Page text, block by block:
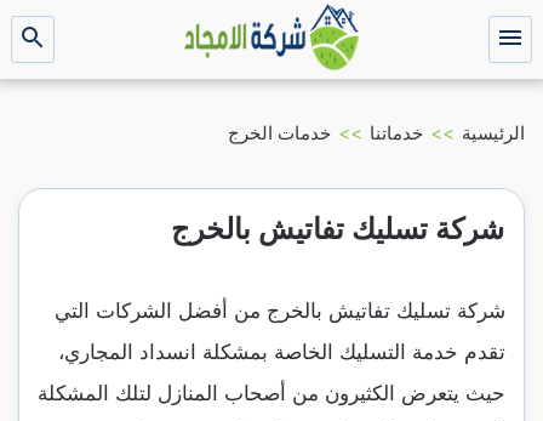
التجاوز
إلى القائمة
بحث
عن
الرئيسية >> خدماتنا >> خدمات الخرج
شركة تسليك تفاتيش بالخرج
شركة تسليك تفاتيش بالخرج من أفضل الشركات التي
تقدم خدمة التسليك الخاصة بمشكلة انسداد المجاري،
حيث يتعرض الكثيرون من أصحاب المنازل لتلك المشكلة